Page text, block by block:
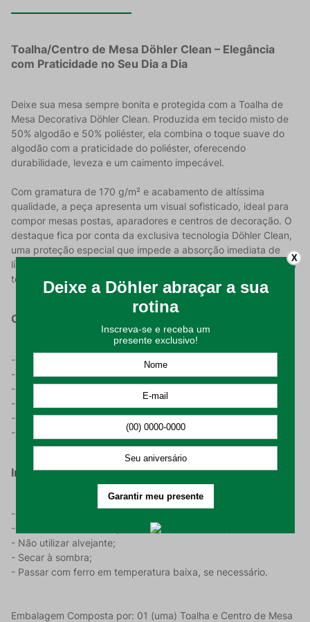
Toalha/Centro de Mesa Döhler Clean – Elegância
com Praticidade no Seu Dia a Dia
Deixe sua mesa sempre bonita e protegida com a Toalha de
Mesa Decorativa Döhler Clean. Produzida em tecido misto de
50% algodão e 50% poliéster, ela combina o toque suave do
algodão com a praticidade do poliéster, oferecendo
durabilidade, leveza e um caimento impecável.
Com gramatura de 170 g/m² e acabamento de altíssima
qualidade, a peça apresenta um visual sofisticado, ideal para
compor mesas postas, aparadores e centros de decoração. O
destaque fica por conta da exclusiva tecnologia Döhler Clean,
uma proteção especial que impede a absorção imediata de
líquidos e facilita a limpeza — basta passar um pano úmido e a
toalha fica pronta para o próximo uso.,
Características do Produto:
- Tecnologia Döhler Clean, que facilita a limpeza;
- Tecido misto: 50% algodão e 50% poliéster;
-
-
- Ideal para centros de mesa, aparadores e mesas postas;
- Tamanho: 78 cm x 78 cm.
Instruções de Uso:
-
- Lavar à mão ou à máquina em processo suave;
- Não utilizar alvejante;
- Secar à sombra;
- Passar com ferro em temperatura baixa, se necessário.
Embalagem Composta por: 01 (uma) Toalha e Centro de Mesa
X